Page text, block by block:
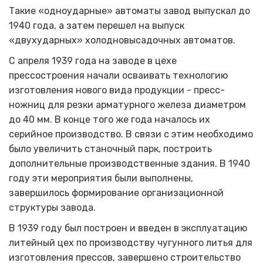
Такие «одноударные» автоматы завод выпускал до
1940 года, а затем перешел на выпуск
«двухударных» холодновысадочных автоматов.
С апреля 1939 года на заводе в цехе
прессостроения начали осваивать технологию
изготовления нового вида продукции - пресс-
ножниц для резки арматурного железа диаметром
до 40 мм. В конце того же года началось их
серийное производство. В связи с этим необходимо
было увеличить станочный парк, построить
дополнительные производственные здания. В 1940
году эти мероприятия были выполнены,
завершилось формирование организационной
структуры завода.
В 1939 году был построен и введен в эксплуатацию
литейный цех по производству чугунного литья для
изготовления прессов, завершено строительство